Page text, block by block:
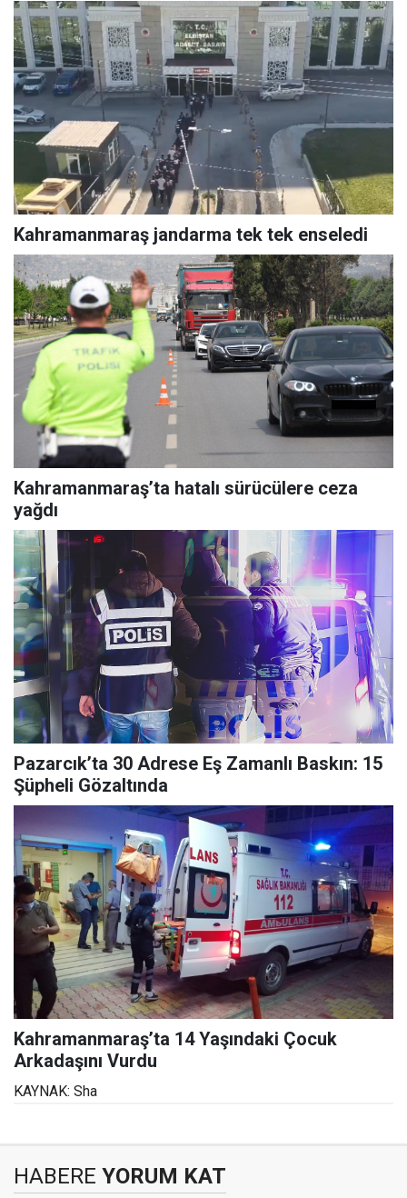
Kahramanmaraş jandarma tek tek enseledi
Kahramanmaraş’ta hatalı sürücülere ceza
yağdı
Pazarcık’ta 30 Adrese Eş Zamanlı Baskın: 15
Şüpheli Gözaltında
Kahramanmaraş’ta 14 Yaşındaki Çocuk
Arkadaşını Vurdu
KAYNAK: Sha
HABERE YORUM KAT